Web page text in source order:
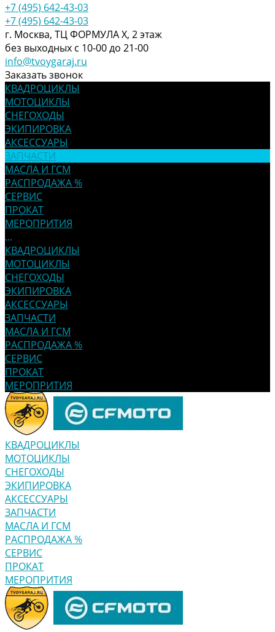
+7 (495) 642-43-03
+7 (495) 642-43-03
г. Москва, ТЦ ФОРМУЛА Х, 2 этаж
без выходных с 10-00 до 21-00
info@tvoygaraj.ru
Заказать звонок
КВАДРОЦИКЛЫ
МОТОЦИКЛЫ
СНЕГОХОДЫ
ЭКИПИРОВКА
АКСЕССУАРЫ
ЗАПЧАСТИ
МАСЛА И ГСМ
РАСПРОДАЖА %
СЕРВИС
ПРОКАТ
МЕРОПРИТИЯ
...
КВАДРОЦИКЛЫ
МОТОЦИКЛЫ
СНЕГОХОДЫ
ЭКИПИРОВКА
АКСЕССУАРЫ
ЗАПЧАСТИ
МАСЛА И ГСМ
РАСПРОДАЖА %
СЕРВИС
ПРОКАТ
МЕРОПРИТИЯ
КВАДРОЦИКЛЫ
МОТОЦИКЛЫ
СНЕГОХОДЫ
ЭКИПИРОВКА
АКСЕССУАРЫ
ЗАПЧАСТИ
МАСЛА И ГСМ
РАСПРОДАЖА %
СЕРВИС
ПРОКАТ
МЕРОПРИТИЯ